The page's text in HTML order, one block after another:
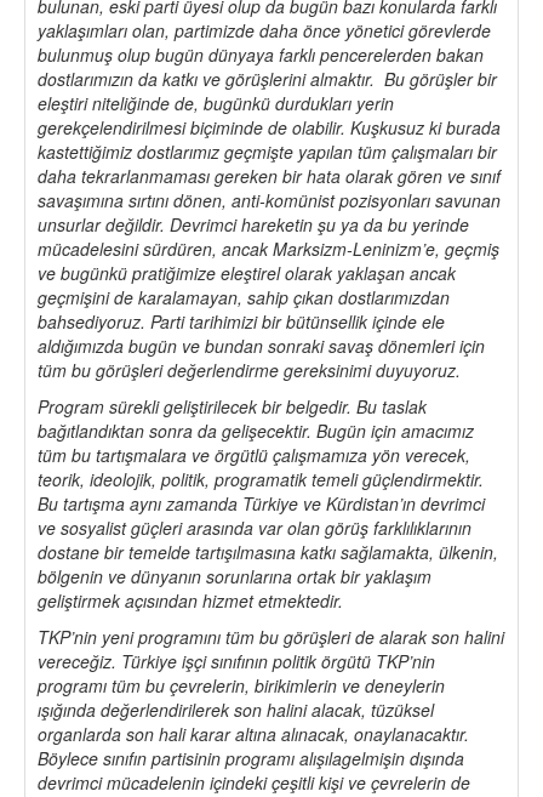
bulunan, eski parti üyesi olup da bugün bazı konularda farklı
yaklaşımları olan, partimizde daha önce yönetici görevlerde
bulunmuş olup bugün dünyaya farklı pencerelerden bakan
dostlarımızın da katkı ve görüşlerini almaktır. Bu görüşler bir
eleştiri niteliğinde de, bugünkü durdukları yerin
gerekçelendirilmesi biçiminde de olabilir. Kuşkusuz ki burada
kastettiğimiz dostlarımız geçmişte yapılan tüm çalışmaları bir
daha tekrarlanmaması gereken bir hata olarak gören ve sınıf
savaşımına sırtını dönen, anti-komünist pozisyonları savunan
unsurlar değildir. Devrimci hareketin şu ya da bu yerinde
mücadelesini sürdüren, ancak Marksizm-Leninizm’e, geçmiş
ve bugünkü pratiğimize eleştirel olarak yaklaşan ancak
geçmişini de karalamayan, sahip çıkan dostlarımızdan
bahsediyoruz. Parti tarihimizi bir bütünsellik içinde ele
aldığımızda bugün ve bundan sonraki savaş dönemleri için
tüm bu görüşleri değerlendirme gereksinimi duyuyoruz.
Program sürekli geliştirilecek bir belgedir. Bu taslak
bağıtlandıktan sonra da gelişecektir. Bugün için amacımız
tüm bu tartışmalara ve örgütlü çalışmamıza yön verecek,
teorik, ideolojik, politik, programatik temeli güçlendirmektir.
Bu tartışma aynı zamanda Türkiye ve Kürdistan’ın devrimci
ve sosyalist güçleri arasında var olan görüş farklılıklarının
dostane bir temelde tartışılmasına katkı sağlamakta, ülkenin,
bölgenin ve dünyanın sorunlarına ortak bir yaklaşım
geliştirmek açısından hizmet etmektedir.
TKP’nin yeni programını tüm bu görüşleri de alarak son halini
vereceğiz. Türkiye işçi sınıfının politik örgütü TKP’nin
programı tüm bu çevrelerin, birikimlerin ve deneylerin
ışığında değerlendirilerek son halini alacak, tüzüksel
organlarda son hali karar altına alınacak, onaylanacaktır.
Böylece sınıfın partisinin programı alışılagelmişin dışında
devrimci mücadelenin içindeki çeşitli kişi ve çevrelerin de